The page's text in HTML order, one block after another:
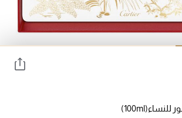
للنساء(100ml)